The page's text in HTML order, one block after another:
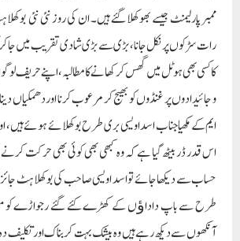
طرح سے باپ داداﺅں کے کھڑے کئے گئے رجواڑے کو
آنکھوں سے دیکھ رہے ہیں وہ بیشک بہت کربناک اور تکلیف دہ
الیکشن میں بہت مشکل سے ان سیٹوں کو برقرار رکھنے میں
ان کی جاگیر داری کا ڈھول پیٹتی تھی۔ سننے میں آیا کہ آخری
کے امیدوار امجد اللہ خان کو گرفتار کرکے رائے شماری
کر امجداللہ خان کے حریف لیڈر یعنی اسد اویسی کے امید وار کو
طرح سے کانگریس کے امیدوار فیروز خان بھی بہت کم
والے کہتے ہیں کہ بہت کچھ کھیل کھیلا گیا ہے تو وہ نام نہاد
ہونے والی تھی۔ سامنے لوک سبھا الیکشن بھی کھڑا ہے۔